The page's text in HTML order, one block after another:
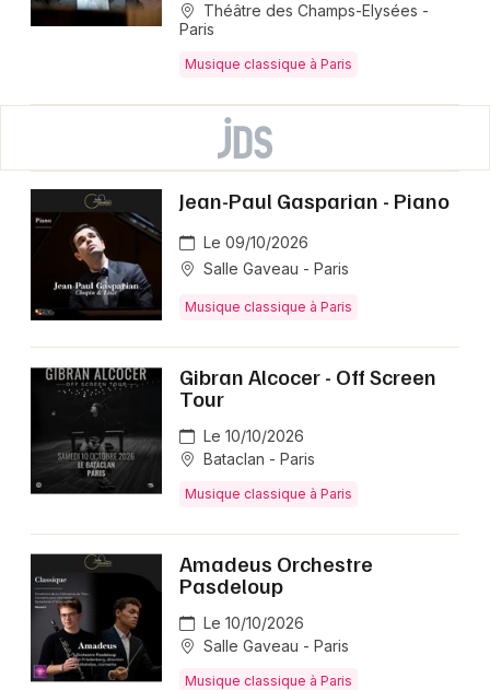
Théâtre des Champs-Elysées -
Paris
Musique classique à Paris
Jean-Paul Gasparian - Piano
Le 09/10/2026
Salle Gaveau - Paris
Musique classique à Paris
Gibran Alcocer - Off Screen
Tour
Le 10/10/2026
Bataclan - Paris
Musique classique à Paris
Amadeus Orchestre
Pasdeloup
Le 10/10/2026
Salle Gaveau - Paris
Musique classique à Paris